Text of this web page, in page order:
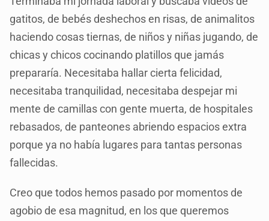
gatitos, de bebés deshechos en risas, de animalitos
haciendo cosas tiernas, de niños y niñas jugando, de
chicas y chicos cocinando platillos que jamás
prepararía. Necesitaba hallar cierta felicidad,
necesitaba tranquilidad, necesitaba despejar mi
mente de camillas con gente muerta, de hospitales
rebasados, de panteones abriendo espacios extra
porque ya no había lugares para tantas personas
fallecidas.
Creo que todos hemos pasado por momentos de
agobio de esa magnitud, en los que queremos